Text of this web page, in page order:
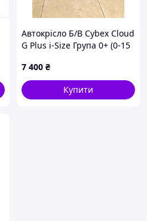
Автокрісло Б/В Cybex Cloud
G Plus i-Size Група 0+ (0-15
7 400 ₴
Купити